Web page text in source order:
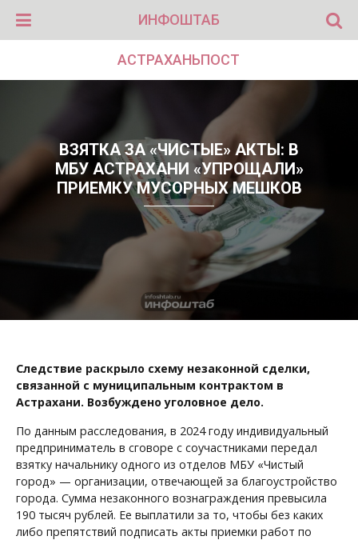
ИНФОШТАБ
АСТРАХАНЬПОСТ
ВЗЯТКА ЗА «ЧИСТЫЕ» АКТЫ: В
МБУ АСТРАХАНИ «УПРОЩАЛИ»
ПРИЕМКУ МУСОРНЫХ МЕШКОВ
Следствие раскрыло схему незаконной сделки,
связанной с муниципальным контрактом в
Астрахани. Возбуждено уголовное дело.
По данным расследования, в 2024 году индивидуальный
предприниматель в сговоре с соучастниками передал
взятку начальнику одного из отделов МБУ «Чистый
город» — организации, отвечающей за благоустройство
города. Сумма незаконного вознаграждения превысила
190 тысяч рублей. Ее выплатили за то, чтобы без каких
либо препятствий подписать акты приемки работ по